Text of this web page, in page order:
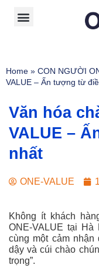
Home » CON NGƯỜI
VALUE – Ấn tượng từ
Văn hóa
VALUE –
nhất
ONE-VALUE
Không ít khách
ONE-VALUE tại
cùng một cảm nhận
dậy và cúi chào
trọng”.